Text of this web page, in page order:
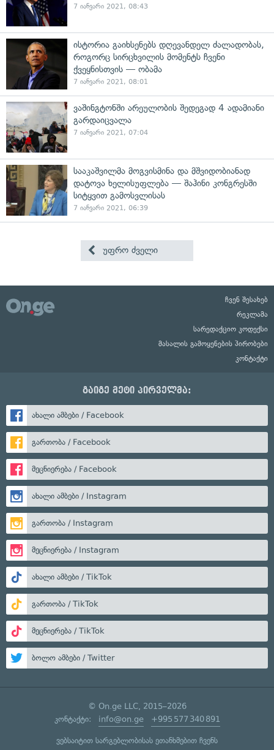
7 იანვარი 2021, 08:43
ისტორია გაიხსენებს დღევანდელ ძალადობას,
როგორც სირცხვილის მომენტს ჩვენი
ქვეყნისთვის — ობამა
7 იანვარი 2021, 08:01
ვაშინგტონში არეულობის შედეგად 4 ადამიანი
გარდაიცვალა
7 იანვარი 2021, 07:04
სააკაშვილმა მოგვისმინა და მშვიდობიანად
დატოვა ხელისუფლება — შაჰინი კონგრესში
სიტყვით გამოსვლისას
7 იანვარი 2021, 06:39
უფრო ძველი
ჩვენ შესახებ
რეკლამა
სარედაქციო კოდექსი
მასალის გამოყენების პირობები
კონტაქტი
გაიგე მეტი პირველმა:
ახალი ამბები / Facebook
გართობა / Facebook
მეცნიერება / Facebook
ახალი ამბები / Instagram
გართობა / Instagram
მეცნიერება / Instagram
ახალი ამბები / TikTok
გართობა / TikTok
მეცნიერება / TikTok
ბოლო ამბები / Twitter
© On.ge LLC, 2015–2026
კონტაქტი: info@on.ge +995 577 340 891
ვებსაიტით სარგებლობისას ეთანხმებით ჩვენს